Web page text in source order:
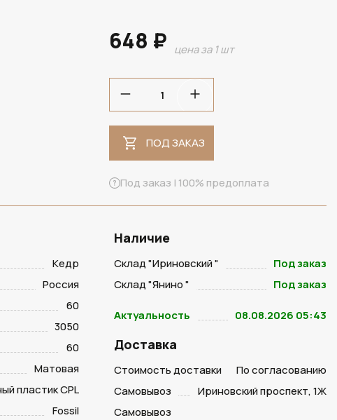
648 ₽ цена за 1 шт
ПОД ЗАКАЗ
Под заказ | 100% предоплата
Кедр
Россия
60
3050
60
Матовая
пластик CPL
Fossil
Наличие
Склад "Ириновский "
Под заказ
Склад "Янино "
Под заказ
Актуальность 08.08.2026 05:43
Доставка
Стоимость доставки
По согласованию
Самовывоз
Ириновский проспект, 1Ж
Самовывоз